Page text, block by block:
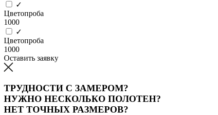
✓
Цветопроба
1000
✓
Цветопроба
1000
Оставить заявку
ТРУДНОСТИ С ЗАМЕРОМ?
НУЖНО НЕСКОЛЬКО ПОЛОТЕН?
НЕТ ТОЧНЫХ РАЗМЕРОВ?